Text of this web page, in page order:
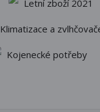
Letní zboží 2021
Klimatizace a
Kojenecké potřeby